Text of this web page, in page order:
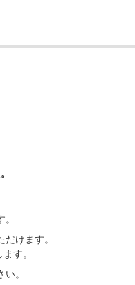
けます。
す。
。